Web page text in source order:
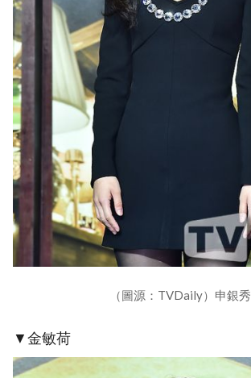
（圖源：TVDaily）申銀秀
▼金敏荷